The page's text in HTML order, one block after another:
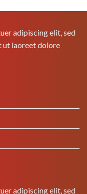
adipiscing elit, sed
ut laoreet dolore
adipiscing elit, sed